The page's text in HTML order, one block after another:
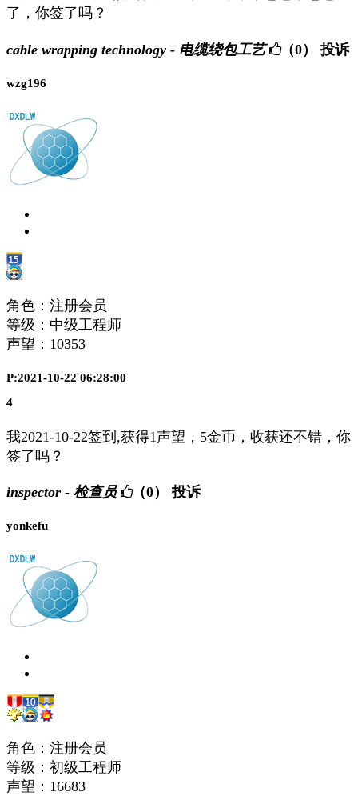
了，你签了吗？
cable wrapping technology - 电缆绕包工艺 （0） 投诉
wzg196
角色：注册会员
等级：中级工程师
声望： 10353
P:2021-10-22 06:28:00
4
我2021-10-22签到,获得1声望，5金币，收获还不错，你
签了吗？
inspector - 检查员 （0） 投诉
yonkefu
角色：注册会员
等级：初级工程师
声望： 16683